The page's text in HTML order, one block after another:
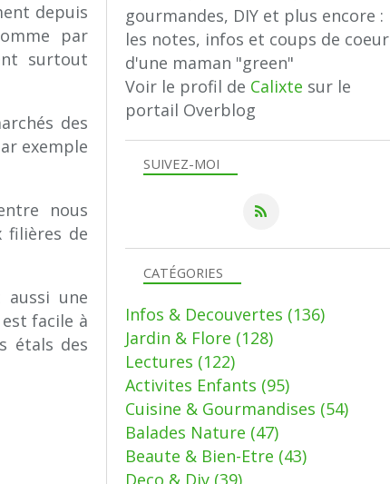
depuis
par
surtout
des
exemple
nous
filières de
aussi une
facile à
étals des
SUIVEZ-MOI
gourmandes, DIY et plus encore :
les notes, infos et coups de coeur
d'une maman "green"
Voir le profil de Calixte sur le
portail Overblog
CATÉGORIES
Infos & Decouvertes (136)
Jardin & Flore (128)
Lectures (122)
Activites Enfants (95)
Cuisine & Gourmandises (54)
Balades Nature (47)
Beaute & Bien-Etre (43)
Deco & Diy (39)